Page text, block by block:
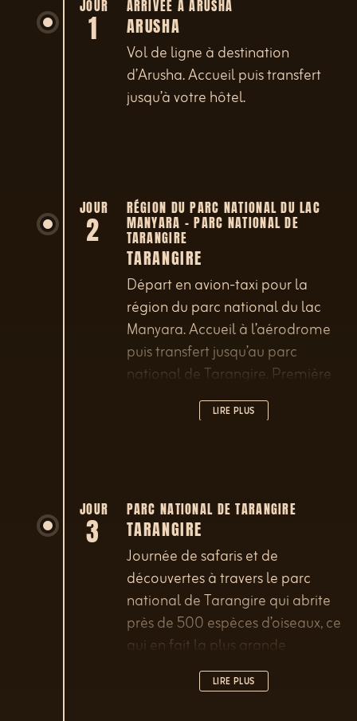
JOUR
1
ARRIVÉE À ARUSHA
ARUSHA
Vol de ligne à destination
d’Arusha. Accueil puis transfert
jusqu’à votre hôtel.
JOUR
2
RÉGION DU PARC NATIONAL DU LAC
MANYARA – PARC NATIONAL DE
TARANGIRE
TARANGIRE
Départ en avion-taxi pour la
région du parc national du lac
Manyara. Accueil à l’aérodrome
puis transfert jusqu’au parc
national de Tarangire. Première
sortie safari/découverte dans le
parc en fin d’après-midi.
LIRE PLUS
JOUR
3
PARC NATIONAL DE TARANGIRE
TARANGIRE
Journée de safaris et de
découvertes à travers le parc
national de Tarangire qui abrite
près de 500 espèces d’oiseaux, ce
qui en fait la plus grande
concentration au monde. Le parc
est également célèbre pour sa
LIRE PLUS